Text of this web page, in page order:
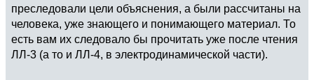
преследовали цели объяснения, а были рассчитаны на
человека, уже знающего и понимающего материал. То
есть вам их следовало бы прочитать уже после чтения
ЛЛ-3 (а то и ЛЛ-4, в электродинамической части).